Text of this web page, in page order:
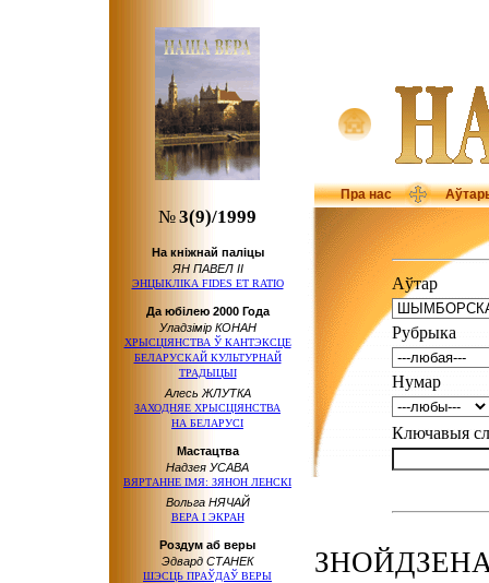
Пра нас
№3(9)/1999
На кніжнай паліцы
ЯН ПАВЕЛ ІІ
ЭНЦЫКЛІКА FIDES ET RATIO
Да юбілею 2000 Года
Уладзімір КОНАН
ХРЫСЦІЯНСТВА Ў КАНТЭКСЦЕ
БЕЛАРУСКАЙ КУЛЬТУРНАЙ
ТРАДЫЦЫІ
Алесь ЖЛУТКА
ЗАХОДНЯЕ ХРЫСЦІЯНСТВА
НА БЕЛАРУСІ
Мастацтва
Надзея УСАВА
ВЯРТАННЕ ІМЯ: ЗЯНОН ЛЕНСКІ
Вольга НЯЧАЙ
ВЕРА І ЭКРАН
Роздум аб веры
Эдвард СТАНЕК
ШЭСЦЬ ПРАЎДАЎ ВЕРЫ
Аўтар
Рубрыка
Нумар
Ключавыя